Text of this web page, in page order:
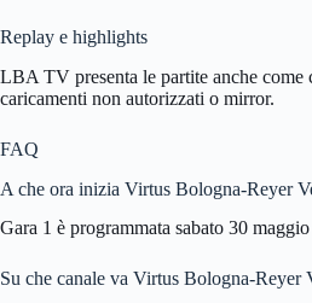
Replay e highlights
LBA TV presenta le partite anche
caricamenti non autorizzati o mirror.
FAQ
A che ora inizia Virtus Bologna-Reyer
Gara 1 è programmata sabato 30
Su che canale va Virtus Bologna-Reyer